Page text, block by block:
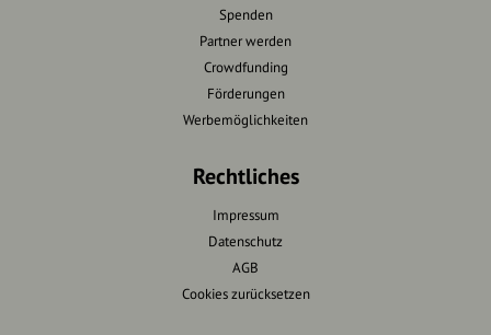
Spenden
Partner werden
Crowdfunding
Förderungen
Werbemöglichkeiten
Rechtliches
Impressum
Datenschutz
AGB
Cookies zurücksetzen